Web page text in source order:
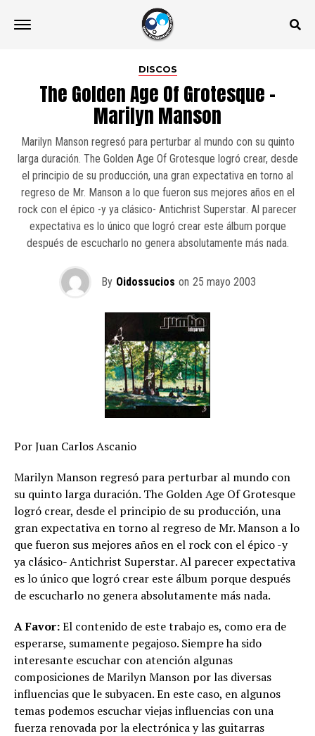
DISCOS
The Golden Age Of Grotesque –
Marilyn Manson
Marilyn Manson regresó para perturbar al mundo con su quinto
larga duración. The Golden Age Of Grotesque logró crear, desde
el principio de su producción, una gran expectativa en torno al
regreso de Mr. Manson a lo que fueron sus mejores años en el
rock con el épico -y ya clásico- Antichrist Superstar. Al parecer
expectativa es lo único que logró crear este álbum porque
después de escucharlo no genera absolutamente más nada.
By Oidossucios on 25 mayo 2003
Por Juan Carlos Ascanio
Marilyn Manson regresó para perturbar al mundo con
su quinto larga duración. The Golden Age Of Grotesque
logró crear, desde el principio de su producción, una
gran expectativa en torno al regreso de Mr. Manson a lo
que fueron sus mejores años en el rock con el épico -y
ya clásico- Antichrist Superstar. Al parecer expectativa
es lo único que logró crear este álbum porque después
de escucharlo no genera absolutamente más nada.
A Favor:El contenido de este trabajo es, como era de
esperarse, sumamente pegajoso. Siempre ha sido
interesante escuchar con atención algunas
composiciones de Marilyn Manson por las diversas
influencias que le subyacen. En este caso, en algunos
temas podemos escuchar viejas influencias con una
fuerza renovada por la electrónica y las guitarras